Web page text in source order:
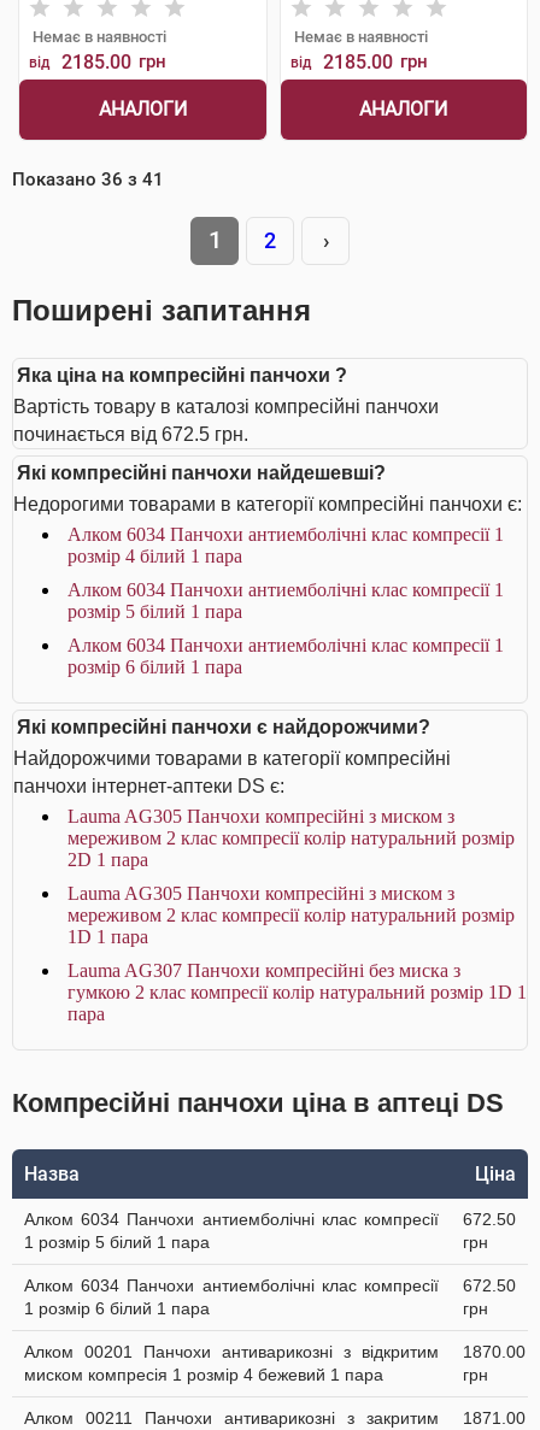
Немає в наявності
від 2185.00 грн
АНАЛОГИ
Немає в наявності
від 2185.00 грн
АНАЛОГИ
Показано 36 з 41
1 2 ›
Поширені запитання
Яка ціна на компресійні панчохи ?
Вартість товару в каталозі компресійні панчохи
починається від 672.5 грн.
Які компресійні панчохи найдешевші?
Недорогими товарами в категорії компресійні панчохи є:
Алком 6034 Панчохи антиемболічні клас компресії 1
розмір 4 білий 1 пара
Алком 6034 Панчохи антиемболічні клас компресії 1
розмір 5 білий 1 пара
Алком 6034 Панчохи антиемболічні клас компресії 1
розмір 6 білий 1 пара
Які компресійні панчохи є найдорожчими?
Найдорожчими товарами в категорії компресійні
панчохи інтернет-аптеки DS є:
Lauma AG305 Панчохи компресійні з миском з
мереживом 2 клас компресії колір натуральний розмір
2D 1 пара
Lauma AG305 Панчохи компресійні з миском з
мереживом 2 клас компресії колір натуральний розмір
1D 1 пара
Lauma AG307 Панчохи компресійні без миска з
гумкою 2 клас компресії колір натуральний розмір 1D 1
пара
Компресійні панчохи ціна в аптеці DS
Назва Ціна
Алком 6034 Панчохи антиемболічні клас компресії
1 розмір 5 білий 1 пара
672.50
грн
Алком 6034 Панчохи антиемболічні клас компресії
1 розмір 6 білий 1 пара
672.50
грн
Алком 00201 Панчохи антиварикозні з відкритим
миском компресія 1 розмір 4 бежевий 1 пара
1870.00
грн
Алком 00211 Панчохи антиварикозні з закритим
1871.00